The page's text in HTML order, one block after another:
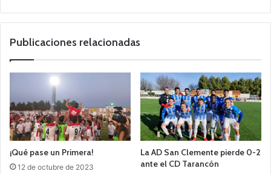
we
Publicaciones relacionadas
¡Qué pase un Primera!
12 de octubre de 2023
La AD San Clemente pierde 0-2
ante el CD Tarancón